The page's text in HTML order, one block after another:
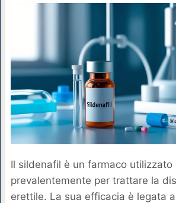
Il sildenafil è un farmaco utilizzato
prevalentemente per trattare la
erettile. La sua efficacia è legata